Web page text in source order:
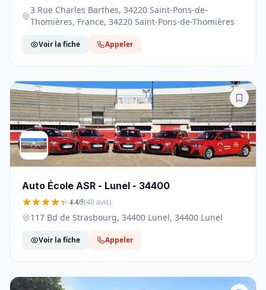
3 Rue Charles Barthes, 34220 Saint-Pons-de-
Thomières, France, 34220 Saint-Pons-de-Thomières
Voir la fiche Appeler
Auto École ASR - Lunel - 34400
4.4/5(40 avis)
117 Bd de Strasbourg, 34400 Lunel, 34400 Lunel
Voir la fiche Appeler